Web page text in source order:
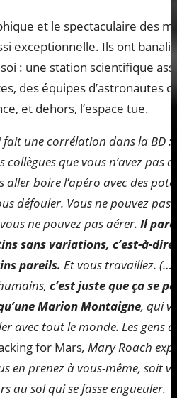
et le spectaculaire des
exceptionnelle. Ils ont
soi : une station scientifique
des équipes d’astronautes
et dehors, l’espace tue.
fait une corrélation dans la BD
que vous n’avez pas
aller boire l’apéro avec des
défouler. Vous ne pouvez
ne pouvez pas aérer. Il
sans variations, c’est-à-
pareils. Et vous travaillez.
c’est juste que ça se
Marion Montaigne, qui
avec tout le monde. Les gens
for Mars, Mary Roach
en prenez à vous-même, soit
au sol qui se fasse engueuler.